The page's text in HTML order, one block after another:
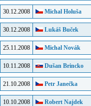
30.12.2008 Michal Holuša
30.12.2008 Lukáš Buček
25.11.2008 Michal Novák
10.11.2008 Dušan Brincko
21.10.2008 Petr Janečka
10.10.2008 Robert Najdek